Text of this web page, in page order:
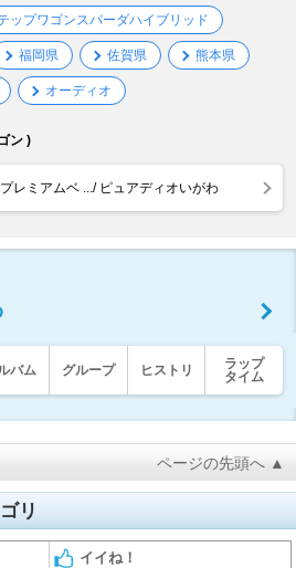
ップワゴンスパーダハイブリッド
福岡県 佐賀県 熊本県
オーディオ
ン )
レミアムベ .../ ピュアディオいがわ
バム グループ ヒストリ
ラップ
タイム
ページの先頭へ ▲
リ
イイね！